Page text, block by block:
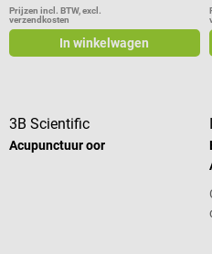
Prijzen incl. BTW, excl.
verzendkosten
In winkelwagen
3B Scientific
Acupunctuur oor